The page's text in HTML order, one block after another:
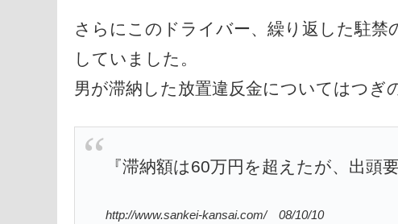
さらにこのドライバー、繰り返した駐
していました。
男が滞納した放置違反金についてはつぎ
『滞納額は60万円を超えたが、出頭
http://www.sankei-kansai.com/ 08/10/10